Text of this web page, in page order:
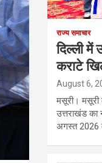
राज्य समाचार
दिल्ली में
कराटे
August 6,
मसूरी। मसूरी
उत्तराखंड का
अगस्त 2026